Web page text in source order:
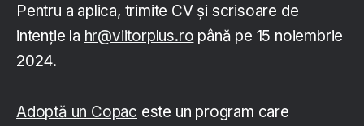
Pentru a aplica, trimite CV și scrisoare de
intenție la hr@viitorplus.ro până pe 15 noiembrie
2024.
Adoptă un Copac este un program care